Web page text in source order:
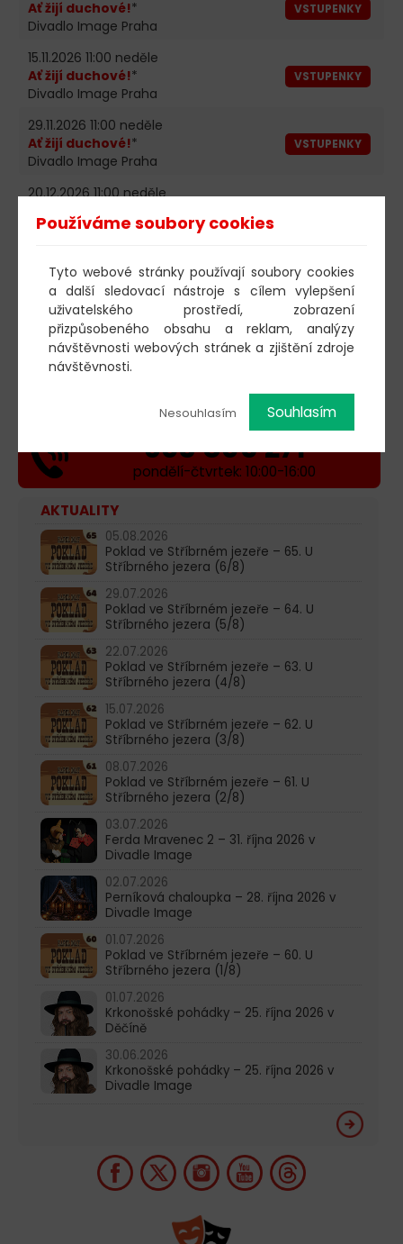
Ať žijí duchové!*
Divadlo Image Praha
VSTUPENKY
15.11.2026 11:00 neděle
Ať žijí duchové!*
Divadlo Image Praha
VSTUPENKY
29.11.2026 11:00 neděle
Ať žijí duchové!*
Divadlo Image Praha
VSTUPENKY
20.12.2026 11:00 neděle
Divadlo Image Praha
Ať žijí duchové!
Divadlo Image Praha
VSTUPENKY
* alternace1
Změna programu vyhrazena!
603 805 271
pondělí-čtvrtek: 10:00-16:00
AKTUALITY
05.08.2026
Poklad ve Stříbrném jezeře – 65. U
Stříbrného jezera (6/8)
29.07.2026
Poklad ve Stříbrném jezeře – 64. U
Stříbrného jezera (5/8)
22.07.2026
Poklad ve Stříbrném jezeře – 63. U
Stříbrného jezera (4/8)
15.07.2026
Poklad ve Stříbrném jezeře – 62. U
Stříbrného jezera (3/8)
08.07.2026
Poklad ve Stříbrném jezeře – 61. U
Stříbrného jezera (2/8)
03.07.2026
Ferda Mravenec 2 – 31. října 2026 v
Divadle Image
02.07.2026
Perníková chaloupka – 28. října 2026 v
Divadle Image
01.07.2026
Poklad ve Stříbrném jezeře – 60. U
Stříbrného jezera (1/8)
01.07.2026
Krkonošské pohádky – 25. října 2026 v
Děčíně
30.06.2026
Krkonošské pohádky – 25. října 2026 v
Divadle Image
Používáme soubory cookies
Tyto webové stránky používají soubory cookies
a další sledovací nástroje s cílem vylepšení
uživatelského prostředí, zobrazení
přizpůsobeného obsahu a reklam, analýzy
návštěvnosti webových stránek a zjištění zdroje
návštěvnosti.
Nesouhlasím Souhlasím